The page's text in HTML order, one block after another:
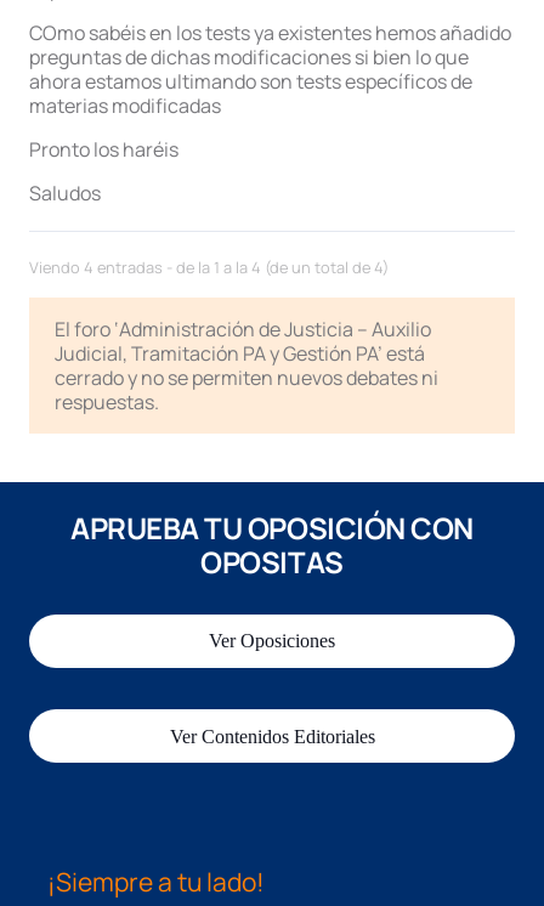
COmo sabéis en los tests ya existentes hemos añadido
preguntas de dichas modificaciones si bien lo que
ahora estamos ultimando son tests específicos de
materias modificadas
Pronto los haréis
Saludos
Viendo 4 entradas - de la 1 a la 4 (de un total de 4)
El foro ‘Administración de Justicia – Auxilio
Judicial, Tramitación PA y Gestión PA’ está
cerrado y no se permiten nuevos debates ni
respuestas.
APRUEBA TU OPOSICIÓN CON
OPOSITAS
Ver Oposiciones
Ver Contenidos Editoriales
¡Siempre a tu lado!